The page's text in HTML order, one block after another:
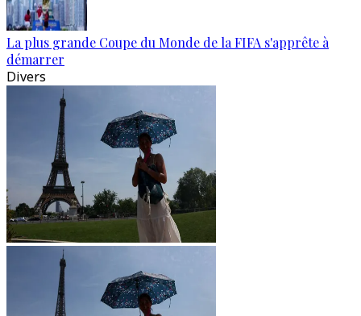
La plus grande Coupe du Monde de la FIFA s'apprête à
démarrer
Divers